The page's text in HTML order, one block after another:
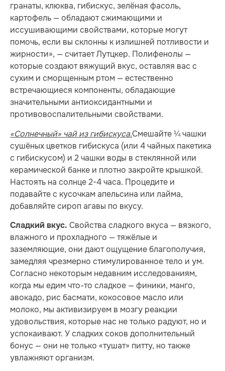
гранаты, клюква, гибискус, зелёная фасоль,
картофель — обладают сжимающими и
иссушивающими свойствами, которые могут
помочь, если вы склонны к излишней потливости и
жирности», — считает Лутцкер. Полифенолы —
которые создают вяжущий вкус, оставляя вас с
сухим и сморщенным ртом — естественно
встречающиеся компоненты, обладающие
значительными антиоксидантными и
противовоспалительными свойствами.
«Солнечный» чай из гибискуса.Смешайте ¼ чашки
сушёных цветков гибискуса (или 4 чайных пакетика
с гибискусом) и 2 чашки воды в стеклянной или
керамической банке и плотно закройте крышкой.
Настоять на солнце 2-4 часа. Процедите и
подавайте с кусочкам апельсина или лайма,
добавляйте сироп агавы по вкусу.
Сладкий вкус. Свойства сладкого вкуса — вязкого,
влажного и прохладного — тяжёлые и
заземляющие, они дают ощущение благополучия,
замедляя чрезмерно стимулированное тело и ум.
Согласно некоторым недавним исследованиям,
когда мы едим что-то сладкое — финики, манго,
авокадо, рис басмати, кокосовое масло или
молоко, мы активизируем в мозгу реакции
удовольствия, которые нас не только радуют, но и
успокаивают. У сладких соков дополнительный
бонус — они не только «тушат» питту, но также
увлажняют организм.